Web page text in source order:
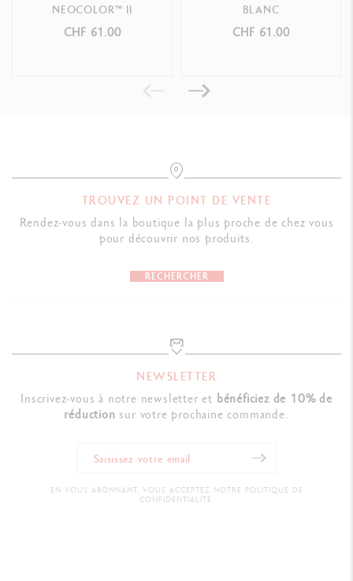
NEOCOLOR™ II
CHF 61.00
BLANC
CHF 61.00
TROUVEZ UN POINT DE VENTE
Rendez-vous dans la boutique la plus proche de chez vous
pour découvrir nos produits.
RECHERCHER
NEWSLETTER
Inscrivez-vous à notre newsletter et bénéficiez de 10% de
réduction sur votre prochaine commande.
EN VOUS ABONNANT, VOUS ACCEPTEZ NOTRE POLITIQUE DE
CONFIDENTIALITÉ.